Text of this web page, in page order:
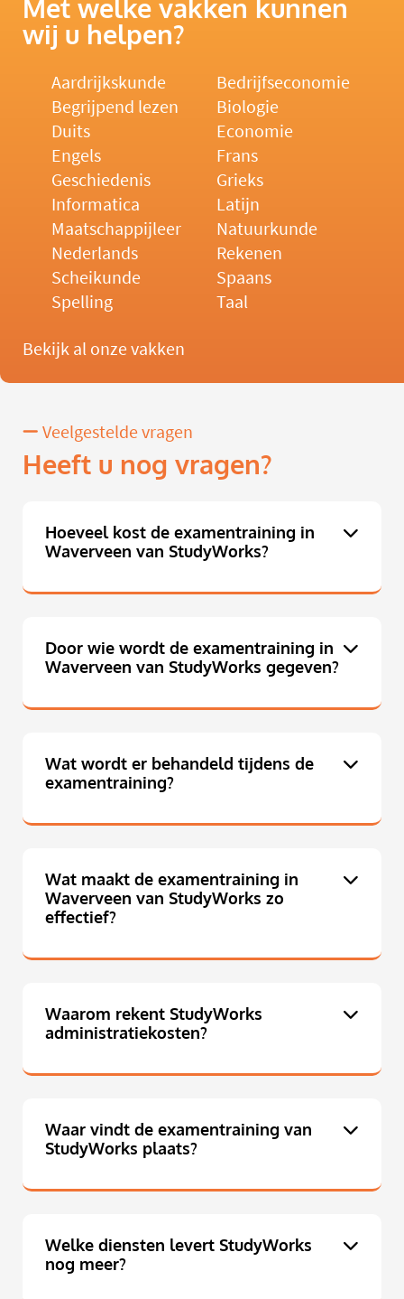
Met welke vakken kunnen
wij u helpen?
Aardrijkskunde
Bedrijfseconomie
Begrijpend lezen
Biologie
Duits
Economie
Engels
Frans
Geschiedenis
Grieks
Informatica
Latijn
Maatschappijleer
Natuurkunde
Nederlands
Rekenen
Scheikunde
Spaans
Spelling
Taal
Bekijk al onze vakken
Veelgestelde vragen
Heeft u nog vragen?
Hoeveel kost de examentraining in
Waverveen van StudyWorks?
Door wie wordt de examentraining in
Waverveen van StudyWorks gegeven?
Wat wordt er behandeld tijdens de
examentraining?
Wat maakt de examentraining in
Waverveen van StudyWorks zo
effectief?
Waarom rekent StudyWorks
administratiekosten?
Waar vindt de examentraining van
StudyWorks plaats?
Welke diensten levert StudyWorks
nog meer?